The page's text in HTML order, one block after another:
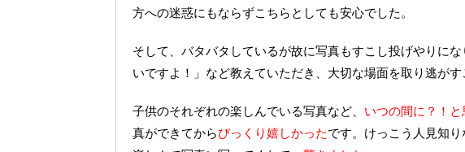
方への迷惑にもならずこちらとしても安心でした。
そして、バタバタしているが故に写真もすこし投げやりに
いですよ！」など教えていただき、大切な場面を取り逃がす
子供のそれぞれの楽しんでいる写真など、 いつの間に？！
真ができてからびっくり嬉しかったです。けっこう人見知